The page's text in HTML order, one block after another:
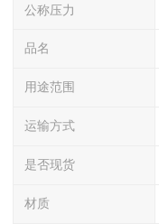
公称压力
品名
用途范围
运输方式
是否现货
材质